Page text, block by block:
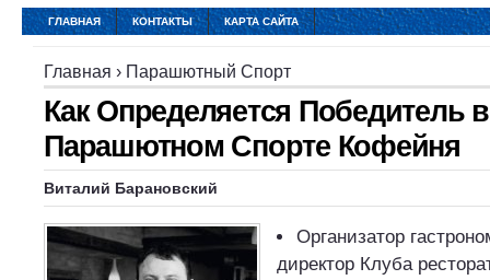
ГЛАВНАЯ КОНТАКТЫ КАРТА САЙТА
Главная › Парашютный Спорт
Как Определяется Победитель в
Парашютном Спорте Кофейня
Виталий Барановский
Организатор
директор Клуба